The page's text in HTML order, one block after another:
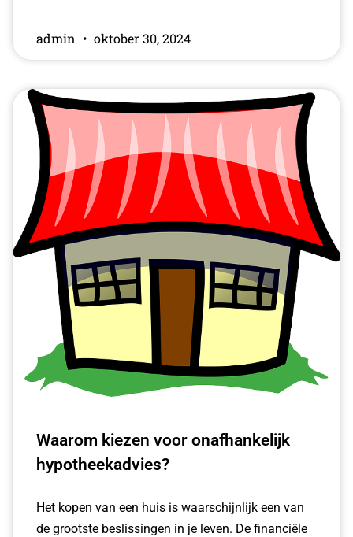
admin oktober 30, 2024
Waarom kiezen voor onafhankelijk
hypotheekadvies?
Het kopen van een huis is waarschijnlijk een van
de grootste beslissingen in je leven. De financiële